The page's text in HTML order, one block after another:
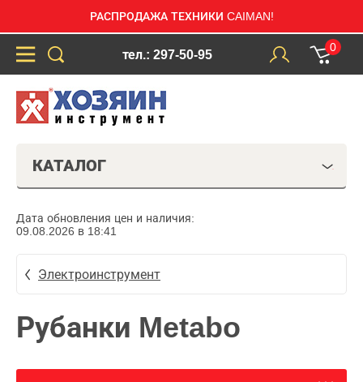
РАСПРОДАЖА ТЕХНИКИ CAIMAN!
тел.: 297-50-95
0
КАТАЛОГ
Дата обновления цен и наличия:
09.08.2026 в 18:41
Электроинструмент
Рубанки Metabo